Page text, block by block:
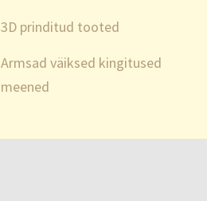
3D prinditud tooted
Armsad väiksed kingitused
meened